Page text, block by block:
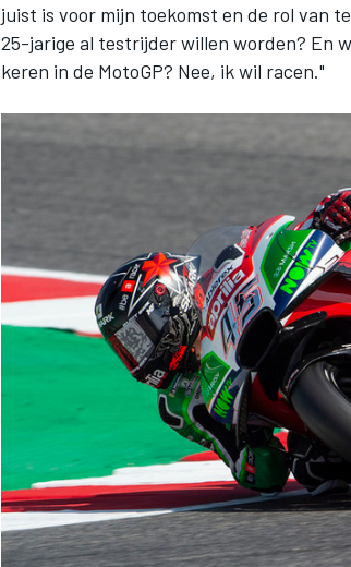
juist is voor mijn toekomst en de rol van
25-jarige al testrijder willen worden? En
keren in de MotoGP? Nee, ik wil racen."